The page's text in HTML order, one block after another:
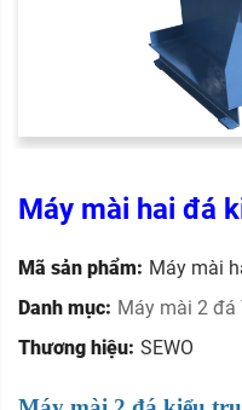
Máy mài hai đá
Mã sản phẩm: Máy mài
Danh mục: Máy mài 2 đá
Thương hiệu: SEWO